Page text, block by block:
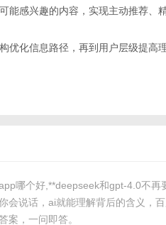
能感兴趣的内容，实现主动推荐、
优化信息路径，再到用户层级提高
哪个好,**deepseek和gpt-4.0不再
会说话，ai就能理解背后的含义，
案，一问即答。